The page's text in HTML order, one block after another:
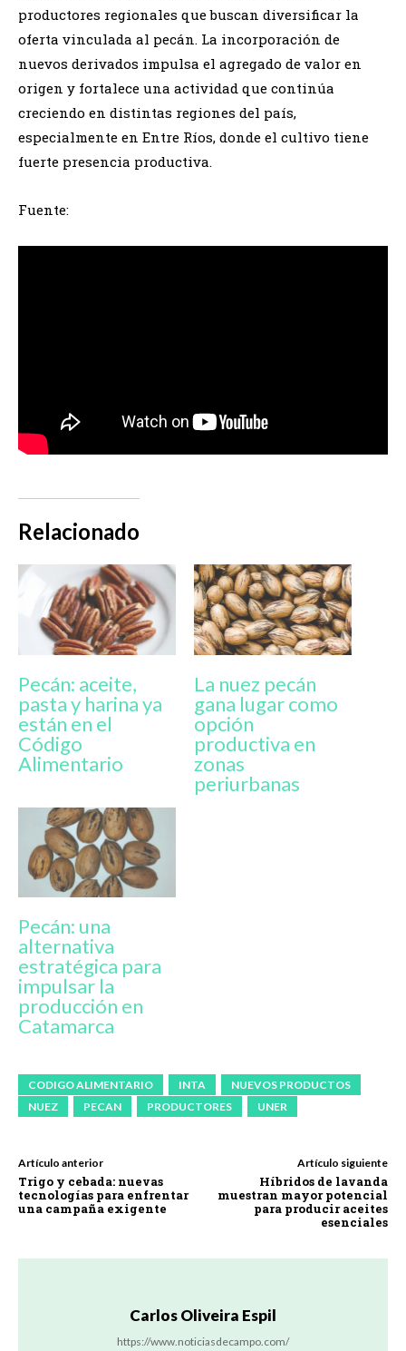
productores regionales que buscan diversificar la
oferta vinculada al pecán. La incorporación de
nuevos derivados impulsa el agregado de valor en
origen y fortalece una actividad que continúa
creciendo en distintas regiones del país,
especialmente en Entre Ríos, donde el cultivo tiene
fuerte presencia productiva.
Fuente:
Relacionado
Pecán: aceite,
pasta y harina ya
están en el
Código
Alimentario
La nuez pecán
gana lugar como
opción
productiva en
zonas
periurbanas
Pecán: una
alternativa
estratégica para
impulsar la
producción en
Catamarca
CODIGO ALIMENTARIO INTA
NUEVOS PRODUCTOS
NUEZ
PECAN PRODUCTORES UNER
Artículo anterior
Trigo y cebada: nuevas
tecnologías para enfrentar
una campaña exigente
Artículo siguiente
Híbridos de lavanda
muestran mayor potencial
para producir aceites
esenciales
Carlos Oliveira Espil
https://www.noticiasdecampo.com/